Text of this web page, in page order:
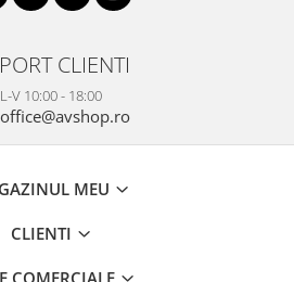
CLIENTI
L-V 10:00 - 18:00
office@avshop.ro
MEU
CLIENTI
COMERCIALE